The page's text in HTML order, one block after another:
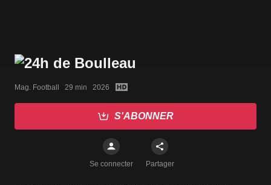
Mag. Football   29 min   2026
S'ABONNER
Se connecter Partager